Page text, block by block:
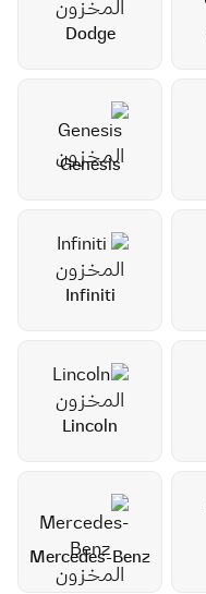
Dodge
Genesis
Infiniti
Lincoln
Mercedes-Benz